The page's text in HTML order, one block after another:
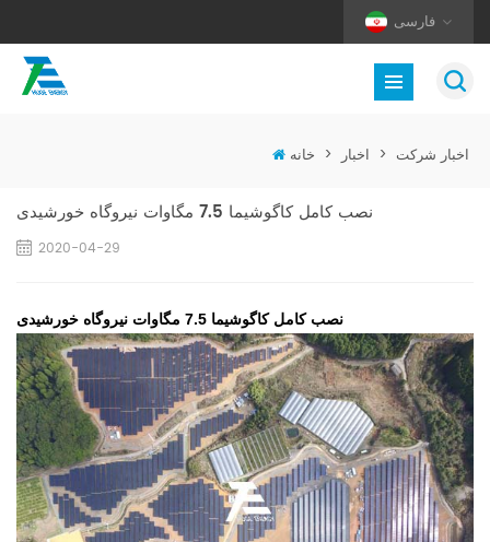
فارسی
خانه > اخبار > اخبار شرکت
نصب کامل کاگوشیما 7.5 مگاوات نیروگاه خورشیدی
2020-04-29
نصب کامل کاگوشیما 7.5 مگاوات نیروگاه خورشیدی